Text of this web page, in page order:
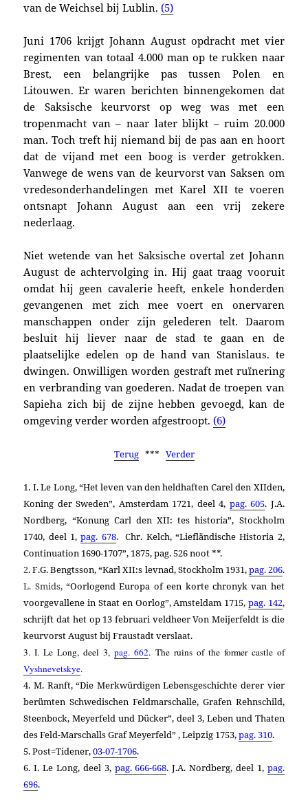
van de Weichsel bij Lublin.(5)
Juni 1706 krijgt Johann August opdracht met vier
regimenten van totaal 4.000 man op te rukken naar
Brest, een belangrijke pas tussen Polen en
Litouwen. Er waren berichten binnengekomen dat
de Saksische keurvorst op weg was met een
tropenmacht van – naar later blijkt – ruim 20.000
man. Toch treft hij niemand bij de pas aan en hoort
dat de vijand met een boog is verder getrokken.
Vanwege de wens van de keurvorst van Saksen om
vredesonderhandelingen met Karel XII te voeren
ontsnapt Johann August aan een vrij zekere
nederlaag.
Niet wetende van het Saksische overtal zet Johann
August de achtervolging in. Hij gaat traag vooruit
omdat hij geen cavalerie heeft, enkele honderden
gevangenen met zich mee voert en onervaren
manschappen onder zijn gelederen telt. Daarom
besluit hij liever naar de stad te gaan en de
plaatselijke edelen op de hand van Stanislaus. te
dwingen. Onwilligen worden gestraft met ruïnering
en verbranding van goederen. Nadat de troepen van
Sapieha zich bij de zijne hebben gevoegd, kan de
omgeving verder worden afgestroopt.(6)
Terug*** Verder
1. I. Le Long,“Het leven van den heldhaften Carel den XIIden,
Koning der Sweden”, Amsterdam 1721, deel 4, pag. 605. J.A.
Nordberg, “Konung Carl den XII: tes historia”, Stockholm
1740, deel 1, pag. 678. Chr. Kelch, “Liefländische Historia 2,
Continuation 1690-1707”, 1875, pag. 526 noot **.
2. F.G. Bengtsson, “Karl XII:s levnad, Stockholm 1931,pag. 206.
L. Smids,“Oorlogend Europa of een korte chronyk van het
voorgevallene in Staat en Oorlog”, Amsteldam 1715, pag. 142,
schrijft dat het op 13 februari veldheer Von Meijerfeldt is die
keurvorst August bij Fraustadt verslaat.
3. I. Le Long, deel 3,pag. 662. The ruins of the former castle of
Vyshnevetskye.
4. M. Ranft,“Die Merkwürdigen Lebensgeschichte derer vier
berümten Schwedischen Feldmarschalle, Grafen Rehnschild,
Steenbock, Meyerfeld und Dücker”, deel 3, Leben und Thaten
des Feld-Marschalls Graf Meyerfeld” , Leipzig 1753,pag. 310.
5. Post=Tidener,03-07-1706.
6. I. Le Long, deel 3, pag. 666-668. J.A. Nordberg, deel 1, pag.
696.